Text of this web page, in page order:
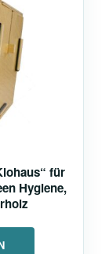
für
Hygiene,